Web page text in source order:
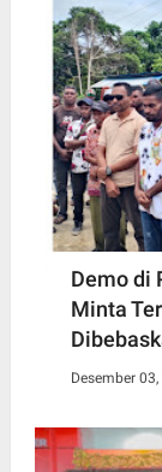
Demo di
Minta
Desember